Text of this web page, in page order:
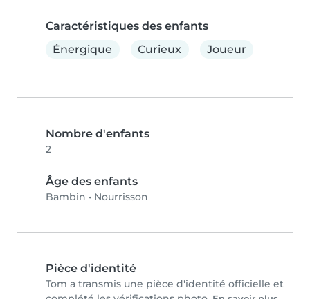
Caractéristiques des enfants
Énergique
Curieux Joueur
Nombre d'enfants
2
Âge des enfants
Bambin • Nourrisson
Pièce d'identité
Tom a transmis une pièce d'identité officielle et